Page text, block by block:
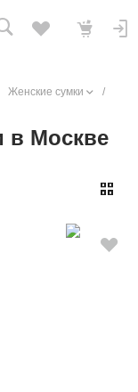
Женские сумки
/
в Москве